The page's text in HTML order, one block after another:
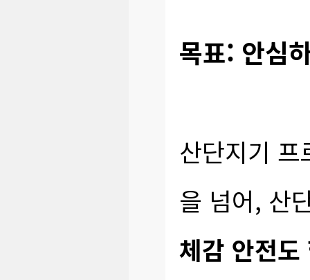
목표: 안심
산단지기
을 넘어, 산
체감 안전도